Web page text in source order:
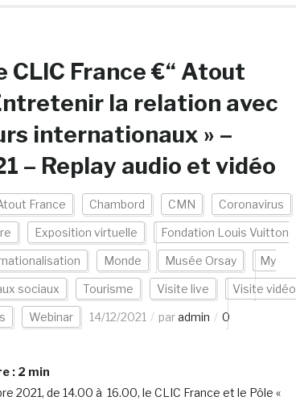
CLIC France €“ Atout
la relation avec
internationaux » –
– Replay audio et vidéo
France Chambord CMN Coronavirus
Exposition virtuelle Fondation Louis Vuitton
Monde Musée Orsay My
sociaux Tourisme Visite live Visite vidéo
Webinar 14/12/2021 paradmin
0
: 2 min
2021, de 14.00 à 16.00, le CLIC France et le Pôle «